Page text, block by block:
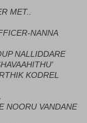
MET..
NANNA
NALLIDDARE
KODREL
NOORU VANDANE